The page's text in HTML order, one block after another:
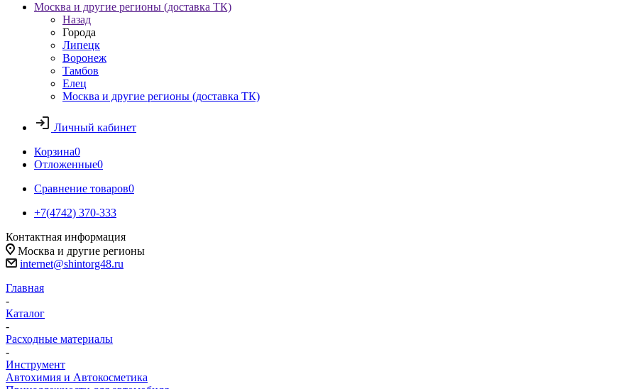
Москва и другие регионы (доставка ТК)
Назад
Города
Липецк
Воронеж
Тамбов
Елец
Москва и другие регионы (доставка ТК)
Личный кабинет
Корзина0
Отложенные0
Сравнение товаров0
+7(4742) 370-333
Контактная информация
Москва и другие регионы
internet@shintorg48.ru
Главная
-
Каталог
-
Расходные материалы
-
Инструмент
Автохимия и Автокосметика